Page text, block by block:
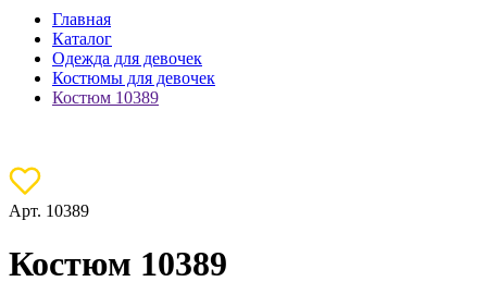
Главная
Каталог
Одежда для девочек
Костюмы для девочек
Костюм 10389
Арт. 10389
Костюм 10389